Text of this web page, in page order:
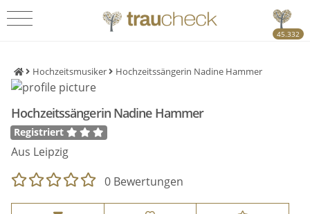
45.332
Hochzeitsmusiker Hochzeitssängerin Nadine Hammer
Hochzeitssängerin Nadine Hammer
Registriert
Aus Leipzig
0 Bewertungen